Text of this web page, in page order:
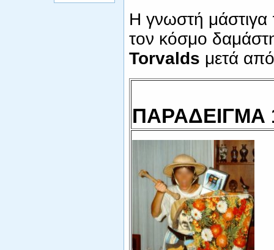
Η γνωστή μάστιγα
τον κόσμο
Torvalds μετά
ΠΑΡΑΔΕΙΓΜΑ